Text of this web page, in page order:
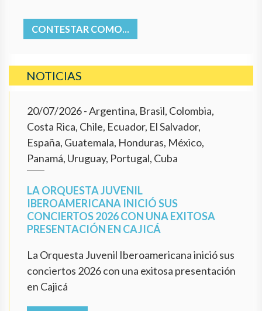
CONTESTAR COMO...
NOTICIAS
20/07/2026- Argentina, Brasil, Colombia,
Costa Rica, Chile, Ecuador, El Salvador,
España, Guatemala, Honduras, México,
Panamá, Uruguay, Portugal, Cuba
LA ORQUESTA JUVENIL
IBEROAMERICANA INICIÓ SUS
CONCIERTOS 2026 CON UNA EXITOSA
PRESENTACIÓN EN CAJICÁ
La Orquesta Juvenil Iberoamericana inició sus
conciertos 2026 con una exitosa presentación
en Cajicá